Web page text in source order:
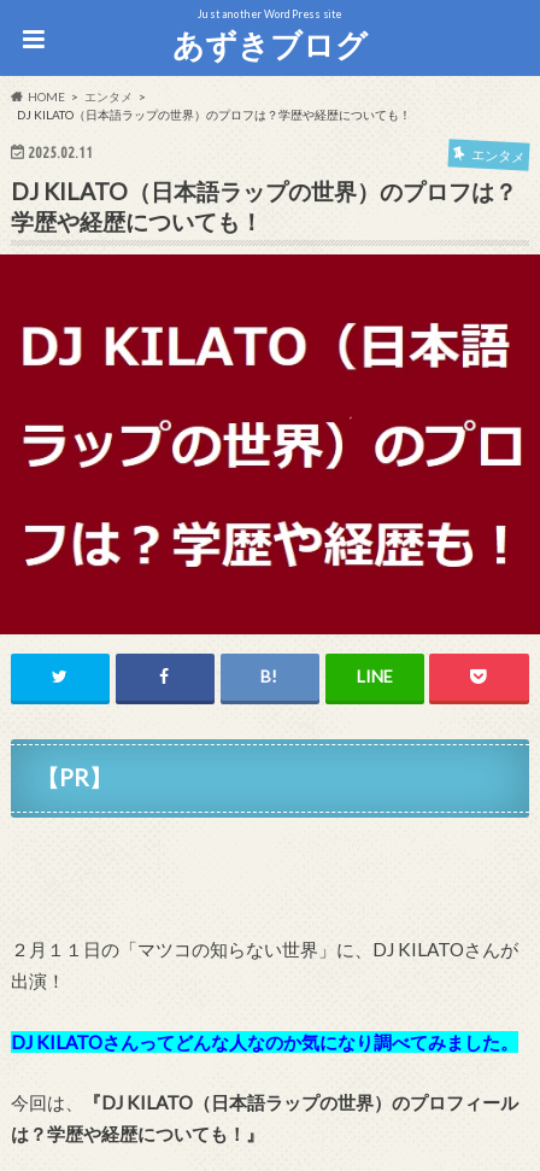
Just another WordPress site
あずきブログ
HOME
エンタメ
DJ KILATO（日本語ラップの世界）のプロフは？学歴や経歴についても！
2025.02.11 エンタメ
DJ KILATO（日本語ラップの世界）のプロフは？
学歴や経歴についても！
【PR】
２月１１日の「マツコの知らない世界」に、DJ KILATOさんが
出演！
DJ KILATOさ んってどんな人なのか気になり調べてみました。
今回は、
『DJ KILATO（日本語ラップの世界）のプロフィール
は？学歴や経歴についても！』